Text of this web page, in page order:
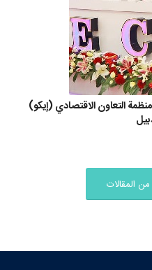
التعاون الاقتصادي (إيكو)
المقالات